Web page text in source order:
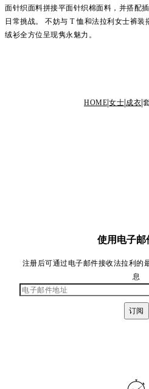
面针织面料拼接平面针织棉面料，并搭配
日常挑战。 不妨与 T 恤和法拉利女士裤
绒衫全方位呈现隽永魅力。
HOME 女士 成衣
使用电子邮
注册后可通过电子邮件接收法拉利的
息
订阅